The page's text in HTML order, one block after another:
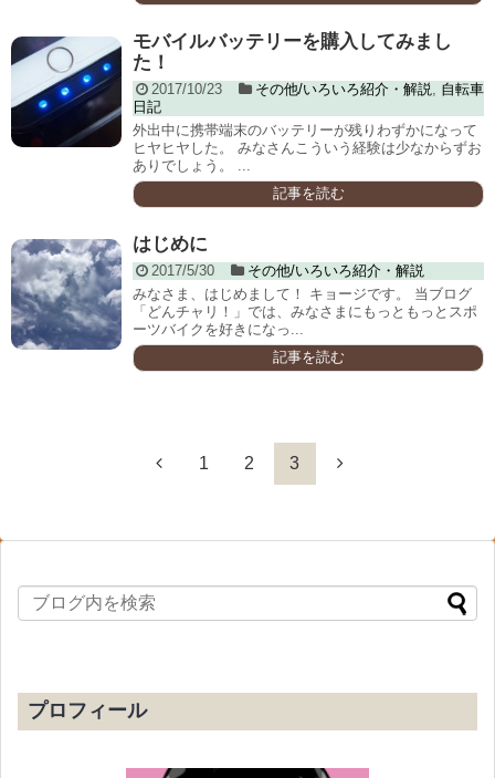
モバイルバッテリーを購入してみまし
た！
2017/10/23 その他/いろいろ紹介・解説
自転車
日記
外出中に携帯端末のバッテリーが残りわずかになって
ヒヤヒヤした。 みなさんこういう経験は少なからずお
ありでしょう。 ...
記事を読む
はじめに
2017/5/30
その他/いろいろ紹介・解説
みなさま、はじめまして！ キョージです。 当ブログ
「どんチャリ！」では、みなさまにもっともっとスポ
ーツバイクを好きになっ...
記事を読む
1 2 3
プロフィール